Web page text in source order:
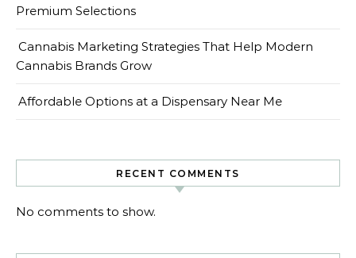
Premium Selections
Cannabis Marketing Strategies That Help Modern
Cannabis Brands Grow
Affordable Options at a Dispensary Near Me
RECENT COMMENTS
No comments to show.